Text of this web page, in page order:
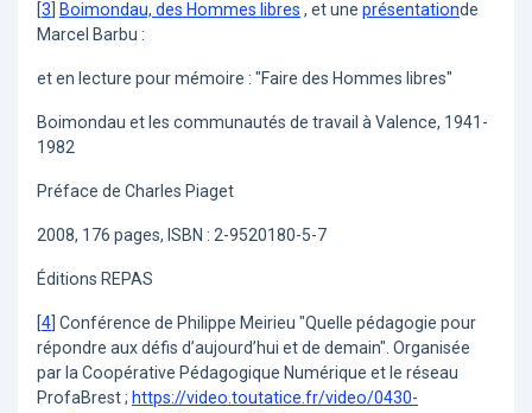
[3 Boimondau, des Hommes libres , et une présentationde
Marcel Barbu :
et en lecture pour mémoire : "Faire des Hommes libres"
Boimondau et les communautés de travail à Valence, 1941-
1982
Préface de Charles Piaget
2008, 176 pages, ISBN : 2-9520180-5-7
Éditions REPAS
[4 Conférence de Philippe Meirieu "Quelle pédagogie pour
répondre aux défis d’aujourd’hui et de demain". Organisée
par la Coopérative Pédagogique Numérique et le réseau
ProfaBrest ; https://video.toutatice.fr/video/0430-